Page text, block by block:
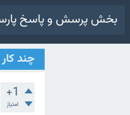
بخش پرسش و پاسخ
چند
+1
امتیاز